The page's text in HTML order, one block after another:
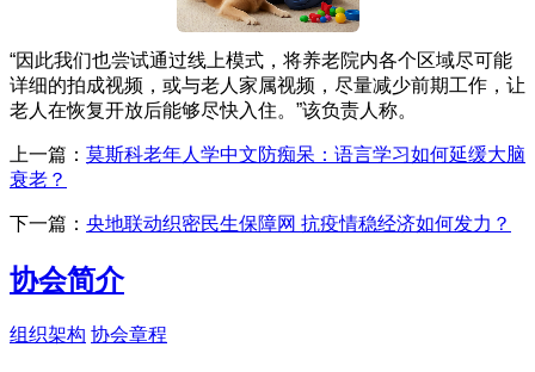
“因此我们也尝试通过线上模式，将养老院内各个区域尽可能
详细的拍成视频，或与老人家属视频，尽量减少前期工作，让
老人在恢复开放后能够尽快入住。”该负责人称。
上一篇： 莫斯科老年人学中文防痴呆：语言学习如何延缓大脑
衰老？
下一篇： 央地联动织密民生保障网 抗疫情稳经济如何发力？
协会简介
组织架构 协会章程